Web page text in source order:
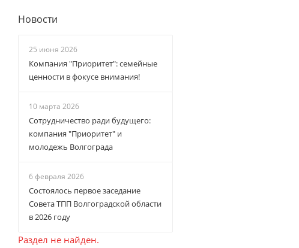
Новости
25 июня 2026
Компания "Приоритет": семейные
ценности в фокусе внимания!
10 марта 2026
Сотрудничество ради будущего:
компания "Приоритет" и
молодежь Волгограда
6 февраля 2026
Состоялось первое заседание
Совета ТПП Волгоградской области
в 2026 году
Раздел не найден.